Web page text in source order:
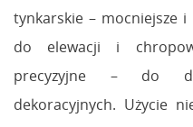
tynkarskie – mocniejsze
do elewacji i
precyzyjne – do
dekoracyjnych. Użycie